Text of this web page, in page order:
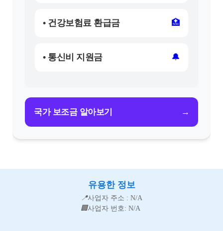
• 건강보험료 환급금 🏥
• 통신비 지원금 🔔
국가 보조금 알아보기 →
유용한 정보
📍사업자 주소 : N/A
🏢사업자 번호: N/A